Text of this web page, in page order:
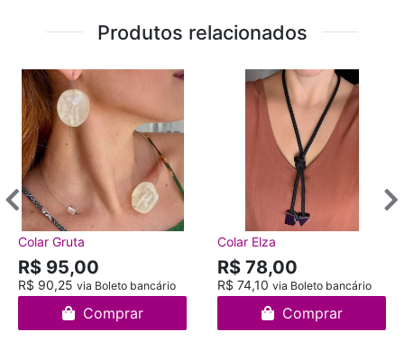
Produtos relacionados
Colar Gruta
R$ 95,00
R$ 90,25 via Boleto bancário
Comprar
Colar Elza
R$ 78,00
R$ 74,10 via Boleto bancário
Comprar